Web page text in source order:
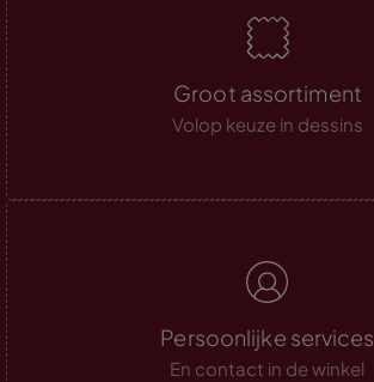
Groot assortiment
Volop keuze in dessins
Persoonlijke services
En contact in de winkel